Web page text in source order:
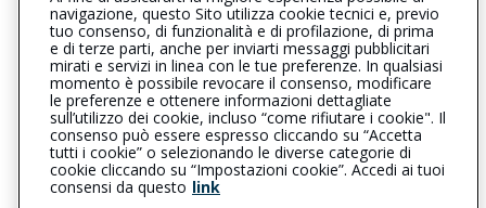
guglionesi@cattolica.it
guglionesi@pec.agenzie.generali.com
L’intermediario è soggetto al controllo dell’IVASS. Consulta il
Registro RUI al seguentelink
navigazione, questo Sito utilizza cookie tecnici e, previo
tuo consenso, di funzionalità e di profilazione, di prima
e di terze parti, anche per inviarti messaggi pubblicitari
mirati e servizi in linea con le tue preferenze. In qualsiasi
momento è possibile revocare il consenso, modificare
le preferenze e ottenere informazioni dettagliate
sull’utilizzo dei cookie, incluso “come rifiutare i cookie". Il
consenso può essere espresso cliccando su “Accetta
tutti i cookie” o selezionando le diverse categorie di
cookie cliccando su “Impostazioni cookie”. Accedi ai tuoi
consensi da questo link